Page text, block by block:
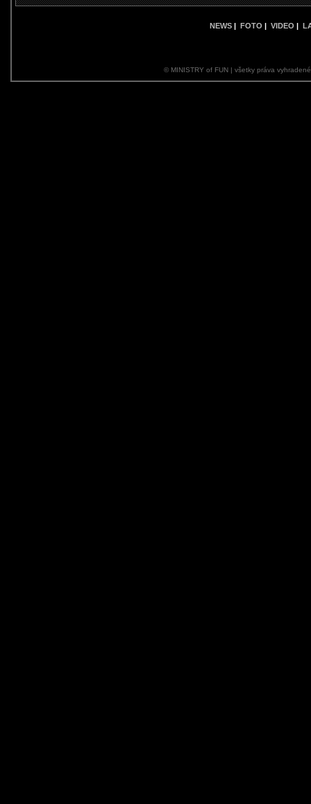
NEWS | FOTO | VIDEO |
© MINISTRY of FUN | všetky práva